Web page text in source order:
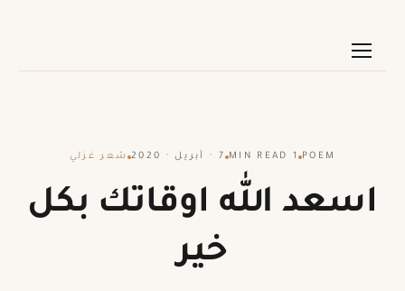
POEM
1 MIN READ 7 · أبريل · 2020 شعر غزلي
اسعد الله اوقاتك بكل
خير